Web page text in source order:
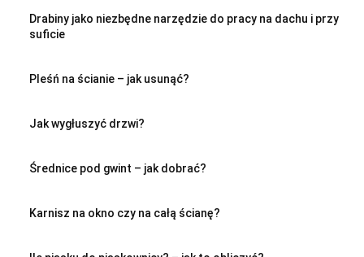
Drabiny jako niezbędne narzędzie do pracy na dachu i przy
suficie
Pleśń na ścianie – jak usunąć?
Jak wygłuszyć drzwi?
Średnice pod gwint – jak dobrać?
Karnisz na okno czy na całą ścianę?